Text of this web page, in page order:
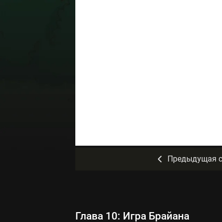
Предыдущая
Глава 10: Игра Брайана